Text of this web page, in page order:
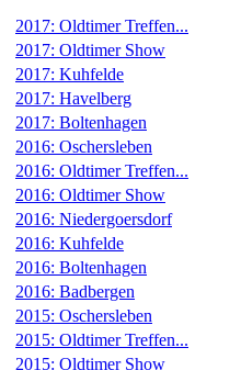
2017: Oldtimer Treffen...
2017: Oldtimer Show
2017: Kuhfelde
2017: Havelberg
2017: Boltenhagen
2016: Oschersleben
2016: Oldtimer Treffen...
2016: Oldtimer Show
2016: Niedergoersdorf
2016: Kuhfelde
2016: Boltenhagen
2016: Badbergen
2015: Oschersleben
2015: Oldtimer Treffen...
2015: Oldtimer Show